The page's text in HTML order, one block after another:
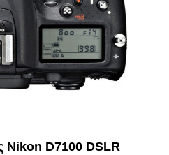
Nikon D7100 DSLR